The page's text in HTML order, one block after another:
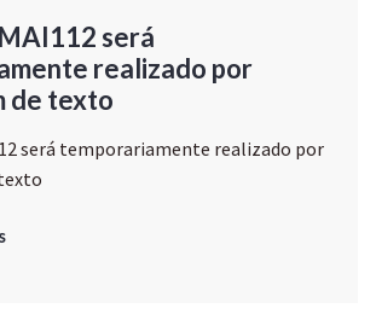
será
realizado por
de texto
será temporariamente realizado por